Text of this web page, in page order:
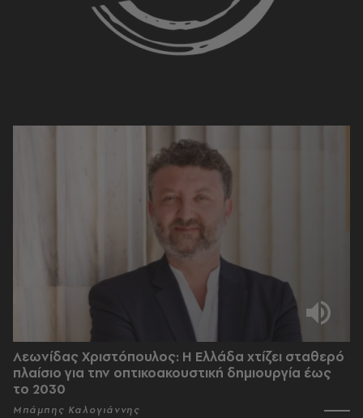
Λεωνίδας Χριστόπουλος: Η Ελλάδα χτίζει σταθερό
πλαίσιο για την οπτικοακουστική δημιουργία έως
το 2030
Μπάμπης Καλογιάννης